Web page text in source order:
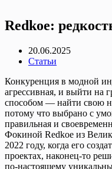
Redkoe:
20.06.2025
Статьи
Конкуренция в модной
агрессивная, и выйти на
способом — найти свою
потому что выбрано с
правильная и
Фокиной Redkoe из
2022 году, когда его
проектах, наконец-то
по-настоящему